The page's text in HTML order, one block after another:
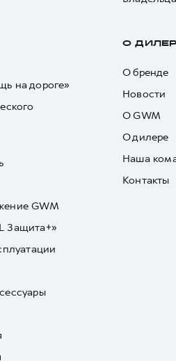
на дороге»
GWM
Защита+»
О
О бренде
Новости
О GWM
О дилере
Наша
Контакты